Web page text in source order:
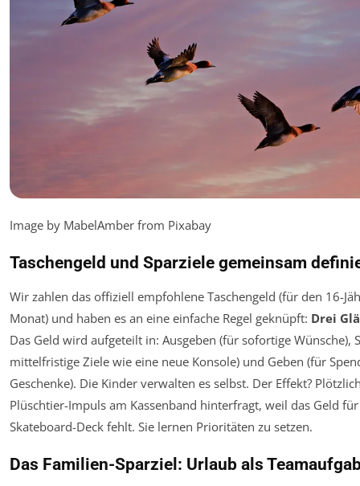
Image by MabelAmber from Pixabay
Taschengeld und Sparziele gemeinsam
Wir zahlen das offiziell empfohlene Taschengeld (für den 16-
Monat) und haben es an eine einfache Regel geknüpft: Drei
Das Geld wird aufgeteilt in: Ausgeben (für sofortige Wünsche),
mittelfristige Ziele wie eine neue Konsole) und Geben (für
Geschenke). Die Kinder verwalten es selbst. Der Effekt?
Plüschtier-Impuls am Kassenband hinterfragt, weil das Geld
Skateboard-Deck fehlt. Sie lernen Prioritäten zu setzen.
Das Familien-Sparziel: Urlaub als